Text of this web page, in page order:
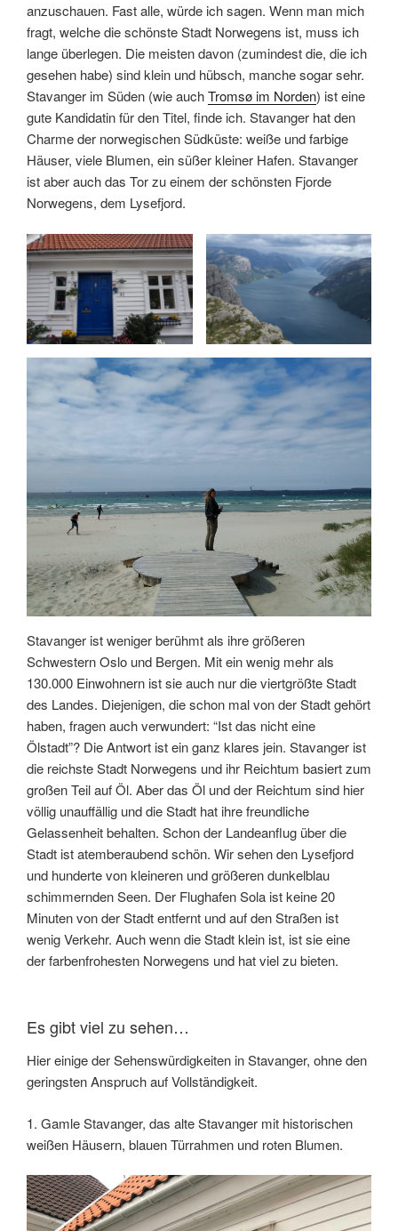
anzuschauen. Fast alle, würde ich sagen. Wenn man mich
fragt, welche die schönste Stadt Norwegens ist, muss ich
lange überlegen. Die meisten davon (zumindest die, die ich
gesehen habe) sind klein und hübsch, manche sogar sehr.
Stavanger im Süden (wie auchTromsø im Norden) ist eine
gute Kandidatin für den Titel, finde ich. Stavanger hat den
Charme der norwegischen Südküste: weiße und farbige
Häuser, viele Blumen, ein süßer kleiner Hafen. Stavanger
ist aber auch das Tor zu einem der schönsten Fjorde
Norwegens, dem Lysefjord.
Stavanger ist weniger berühmt als ihre größeren
Schwestern Oslo und Bergen. Mit ein wenig mehr als
130.000 Einwohnern ist sie auch nur die viertgrößte Stadt
des Landes. Diejenigen, die schon mal von der Stadt gehört
haben, fragen auch verwundert: “Ist das nicht eine
Ölstadt”? Die Antwort ist ein ganz klares jein. Stavanger ist
die reichste Stadt Norwegens und ihr Reichtum basiert zum
großen Teil auf Öl. Aber das Öl und der Reichtum sind hier
völlig unauffällig und die Stadt hat ihre freundliche
Gelassenheit behalten. Schon der Landeanflug über die
Stadt ist atemberaubend schön. Wir sehen den Lysefjord
und hunderte von kleineren und größeren dunkelblau
schimmernden Seen. Der Flughafen Sola ist keine 20
Minuten von der Stadt entfernt und auf den Straßen ist
wenig Verkehr. Auch wenn die Stadt klein ist, ist sie eine
der farbenfrohesten Norwegens und hat viel zu bieten.
Es gibt viel zu sehen…
Hier einige der Sehenswürdigkeiten in Stavanger, ohne den
geringsten Anspruch auf Vollständigkeit.
1. Gamle Stavanger, das alte Stavanger mit historischen
weißen Häusern, blauen Türrahmen und roten Blumen.